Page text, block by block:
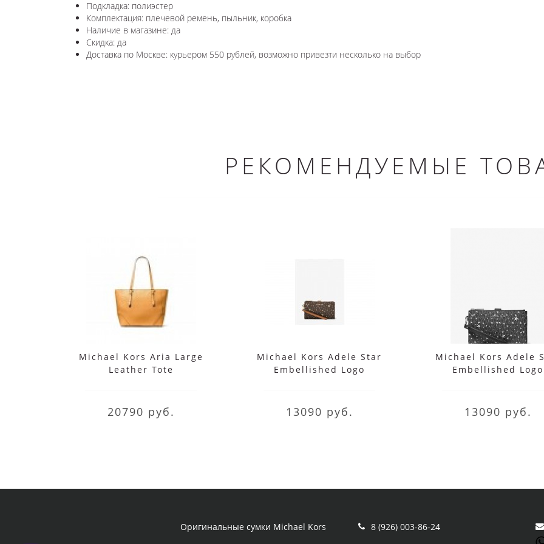
Подкладка: полиэстер
Комплектация: плечевой ремень, пыльник, коробка
Наличие в магазине: да
Скидка: да
Доставка по Москве: курьером 550 рублей, возможно привезти несколько на выбор
РЕКОМЕНДУЕМЫЕ
Michael Kors Aria Large
Leather Tote
20790 руб.
Michael Kors Adele Star
Embellished Logo
13090 руб.
Michael Kors Adele
Embellished Logo
13090 руб.
Оригинальные сумки Michael Kors 8 (926) 003-86-24